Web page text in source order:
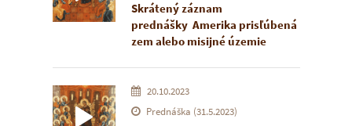
marca 2023 v priestoroch
Expozície ikony v Žiline.
Skrátený záznam
prednášky Amerika prisľúbená
zem alebo misijné územie
Lacha, SJ.
Prednáška sa uskutočnila 27.
20.10.2023
Prednáška (31.5.2023)